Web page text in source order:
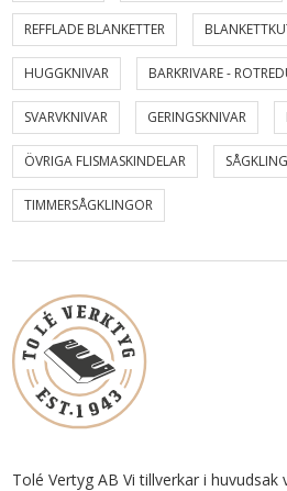
REFFLADE BLANKETTER
HUGGKNIVAR BARKRIVARE -
SVARVKNIVAR GERINGSKNIVAR
ÖVRIGA FLISMASKINDELAR
TIMMERSÅGKLINGOR
Tolé Vertyg AB Vi tillverkar i huvudsak